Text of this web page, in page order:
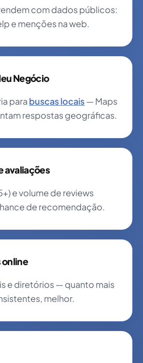
com dados públicos:
e menções na web.
Negócio
para buscas locais— Maps
respostas geográficas.
avaliações
e volume de reviews
de recomendação.
e diretórios — quanto mais
melhor.